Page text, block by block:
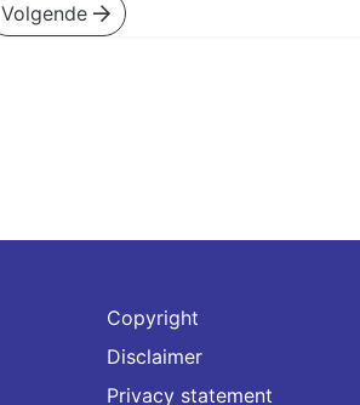
Volgende
Copyright
Disclaimer
Privacy statement